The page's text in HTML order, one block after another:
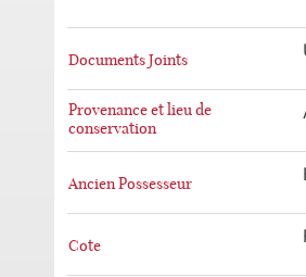
Documents Joints
Provenance et lieu de
conservation
Ancien Possesseur
Cote